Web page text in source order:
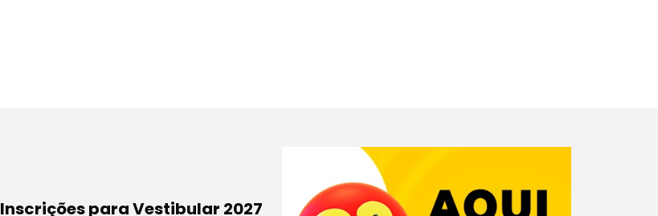
Inscrições para Vestibular 2027